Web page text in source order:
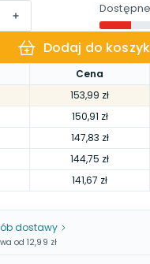
Cena
153,99 zł
150,91 zł
147,83 zł
144,75 zł
141,67 zł
Dodaj do
dostawy
od 12,99 zł